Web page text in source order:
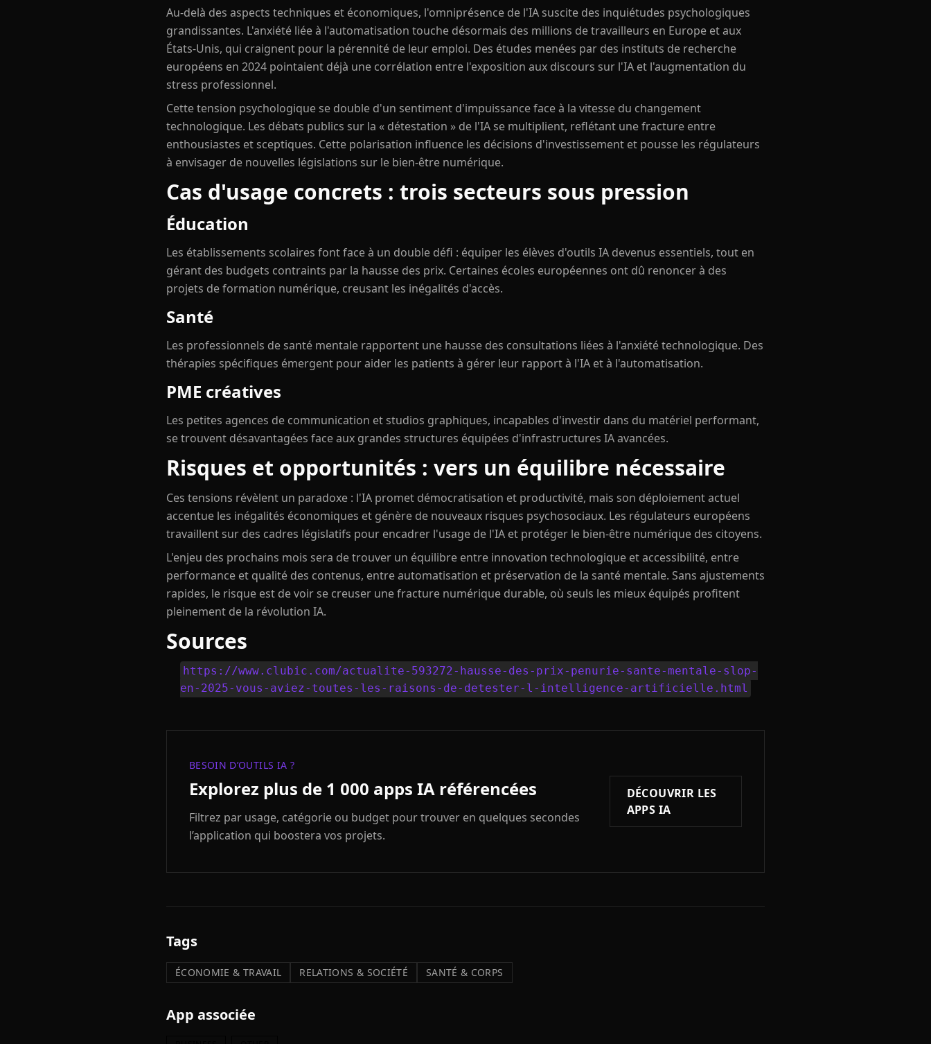
Au-delà des aspects techniques et économiques, l'omniprésence de l'IA suscite des inquiétudes psychologiques
grandissantes. L'anxiété liée à l'automatisation touche désormais des millions de travailleurs en Europe et aux
États-Unis, qui craignent pour la pérennité de leur emploi. Des études menées par des instituts de recherche
européens en 2024 pointaient déjà une corrélation entre l'exposition aux discours sur l'IA et l'augmentation du
stress professionnel.
Cette tension psychologique se double d'un sentiment d'impuissance face à la vitesse du changement
technologique. Les débats publics sur la « détestation » de l'IA se multiplient, reflétant une fracture entre
enthousiastes et sceptiques. Cette polarisation influence les décisions d'investissement et pousse les régulateurs
à envisager de nouvelles législations sur le bien-être numérique.
Cas d'usage concrets : trois secteurs sous pression
Éducation
Les établissements scolaires font face à un double défi : équiper les élèves d'outils IA devenus essentiels, tout en
gérant des budgets contraints par la hausse des prix. Certaines écoles européennes ont dû renoncer à des
projets de formation numérique, creusant les inégalités d'accès.
Santé
Les professionnels de santé mentale rapportent une hausse des consultations liées à l'anxiété technologique. Des
thérapies spécifiques émergent pour aider les patients à gérer leur rapport à l'IA et à l'automatisation.
PME créatives
Les petites agences de communication et studios graphiques, incapables d'investir dans du matériel performant,
se trouvent désavantagées face aux grandes structures équipées d'infrastructures IA avancées.
Risques et opportunités : vers un équilibre nécessaire
Ces tensions révèlent un paradoxe : l'IA promet démocratisation et productivité, mais son déploiement actuel
accentue les inégalités économiques et génère de nouveaux risques psychosociaux. Les régulateurs européens
travaillent sur des cadres législatifs pour encadrer l'usage de l'IA et protéger le bien-être numérique des citoyens.
L'enjeu des prochains mois sera de trouver un équilibre entre innovation technologique et accessibilité, entre
performance et qualité des contenus, entre automatisation et préservation de la santé mentale. Sans ajustements
rapides, le risque est de voir se creuser une fracture numérique durable, où seuls les mieux équipés profitent
pleinement de la révolution IA.
Sources
https://www.clubic.com/actualite-593272-hausse-des-prix-penurie-sante-mentale-slop-
en-2025-vous-aviez-toutes-les-raisons-de-detester-l-intelligence-artificielle.html
BESOIN D’OUTILS IA ?
Explorez plus de 1 000 apps IA référencées
Filtrez par usage, catégorie ou budget pour trouver en quelques secondes
l’application qui boostera vos projets.
DÉCOUVRIR LES
APPS IA
Tags
ÉCONOMIE & TRAVAIL RELATIONS & SOCIÉTÉ SANTÉ & CORPS
App associée